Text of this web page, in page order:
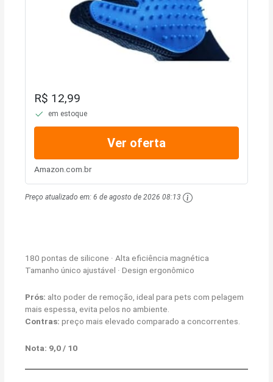
R$ 12,99
em estoque
Ver oferta
Amazon.com.br
Preço atualizado em:6 de agosto de 2026 08:13
180 pontas de silicone · Alta eficiência magnética
Tamanho único ajustável · Design ergonômico
Prós: alto poder de remoção, ideal para pets com pelagem
mais espessa, evita pelos no ambiente.
Contras: preço mais elevado comparado a concorrentes.
Nota: 9,0 / 10